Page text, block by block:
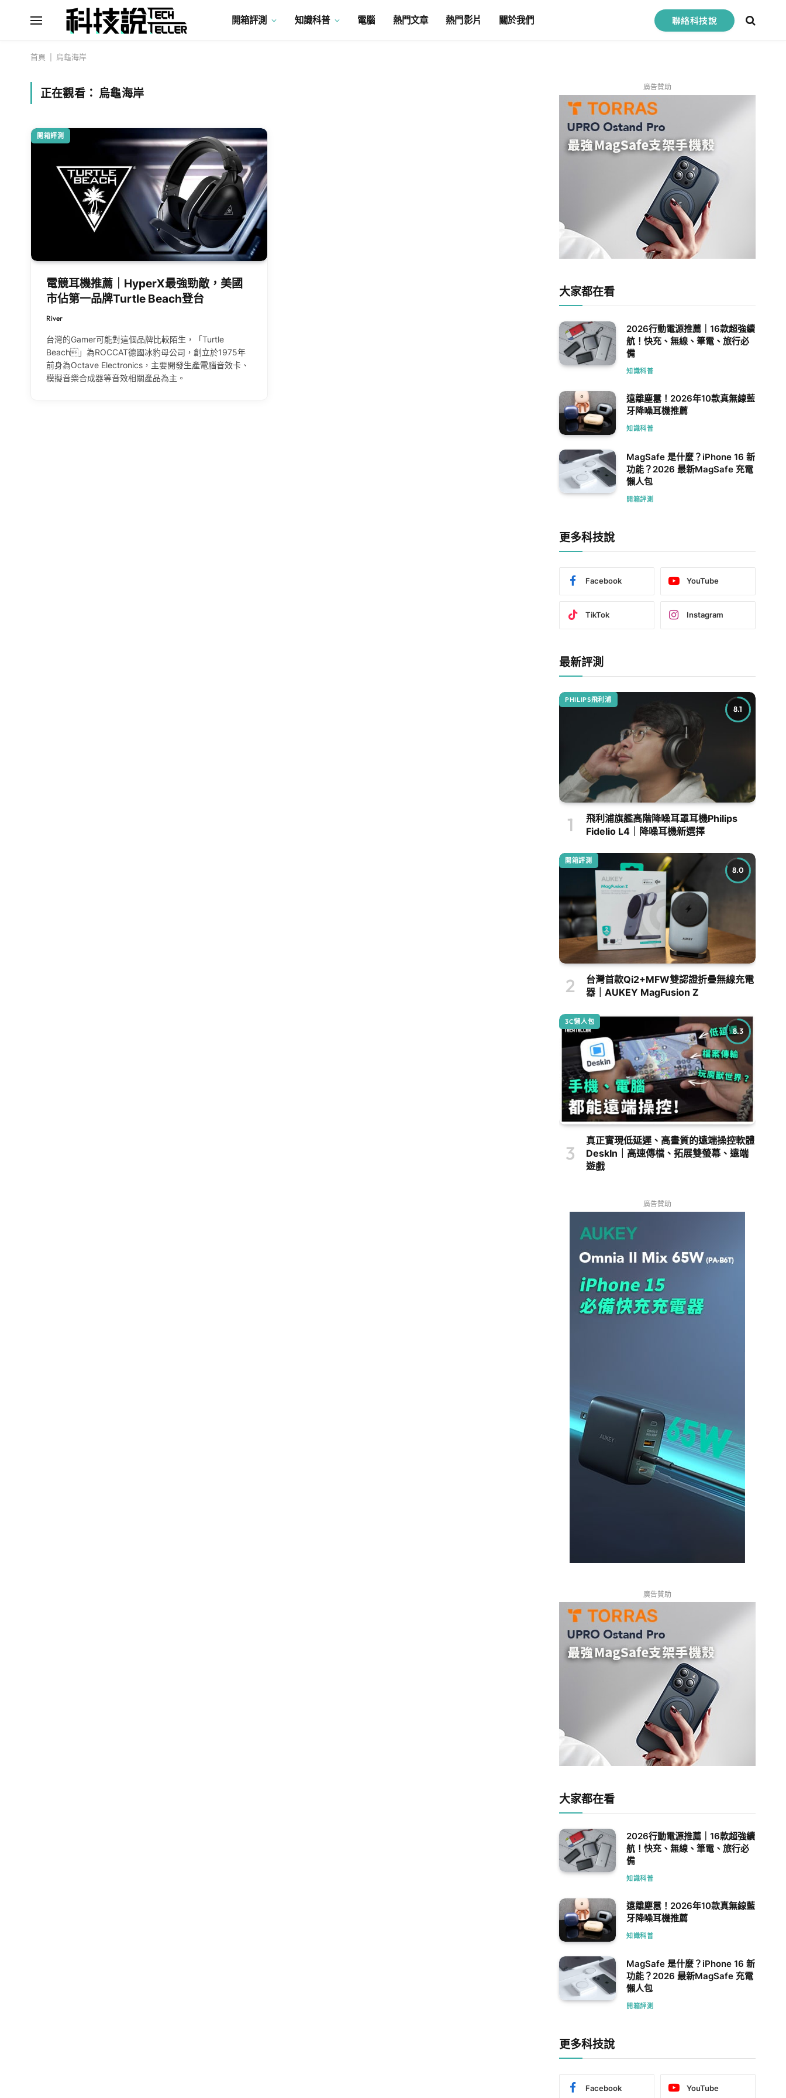
開箱評測 知識科普 電腦 熱門文章 熱門影片 關於我們 聯絡科技說
首頁 烏龜海岸
正在觀看： 烏龜海岸
開箱評測
電競耳機推薦｜HyperX最強勁敵，美國
市佔第一品牌Turtle Beach登台
River
台灣的Gamer可能對這個品牌比較陌生，「Turtle
Beach」為ROCCAT德國冰豹母公司，創立於1975年
前身為Octave Electronics，主要開發生產電腦音效卡、
模擬音樂合成器等音效相關產品為主。
廣告贊助
大家都在看
2026行動電源推薦｜16款超強續
航！快充、無線、筆電、旅行必
備
知識科普
遠離塵囂！2026年10款真無線藍
牙降噪耳機推薦
知識科普
MagSafe 是什麼？iPhone 16 新
功能？2026 最新MagSafe 充電
懶人包
開箱評測
更多科技說
Facebook YouTube
TikTok Instagram
最新評測
8.1
PHILIPS飛利浦
飛利浦旗艦高階降噪耳罩耳機Philips
Fidelio L4｜降噪耳機新選擇
8.0
開箱評測
台灣首款Qi2+MFW雙認證折疊無線充電
器｜AUKEY MagFusion Z
8.3
3C懶人包
真正實現低延遲、高畫質的遠端操控軟體
DeskIn｜高速傳檔、拓展雙螢幕、遠端
遊戲
廣告贊助
廣告贊助
大家都在看
2026行動電源推薦｜16款超強續
航！快充、無線、筆電、旅行必
備
知識科普
遠離塵囂！2026年10款真無線藍
牙降噪耳機推薦
知識科普
MagSafe 是什麼？iPhone 16 新
功能？2026 最新MagSafe 充電
懶人包
開箱評測
更多科技說
Facebook YouTube